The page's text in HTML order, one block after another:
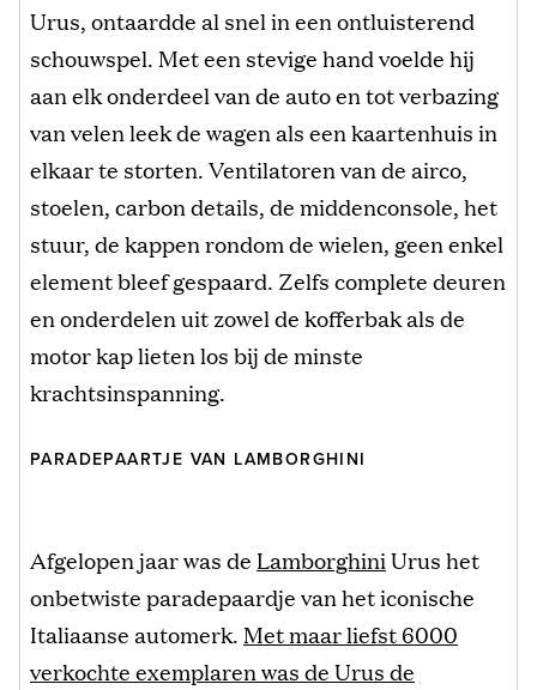
Urus, ontaardde al snel in een ontluisterend
schouwspel. Met een stevige hand voelde hij
aan elk onderdeel van de auto en tot verbazing
van velen leek de wagen als een kaartenhuis in
elkaar te storten. Ventilatoren van de airco,
stoelen, carbon details, de middenconsole, het
stuur, de kappen rondom de wielen, geen enkel
element bleef gespaard. Zelfs complete deuren
en onderdelen uit zowel de kofferbak als de
motor kap lieten los bij de minste
krachtsinspanning.
PARADEPAARTJE VAN LAMBORGHINI
Afgelopen jaar was de LamborghiniUrus het
onbetwiste paradepaardje van het iconische
Italiaanse automerk. Met maar liefst 6000
verkochte exemplaren was de Urus de